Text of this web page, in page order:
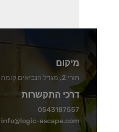
מיקום
חורי 2, מגדל הנביאים קומה 6, חיפה
דרכי התקשרות
0543187557
info@logic-escape.com